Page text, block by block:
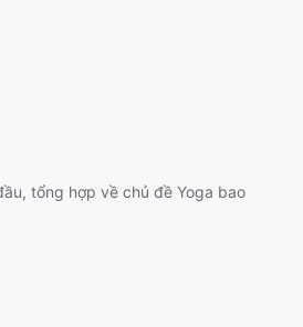
tổng hợp về chủ đề Yoga bao